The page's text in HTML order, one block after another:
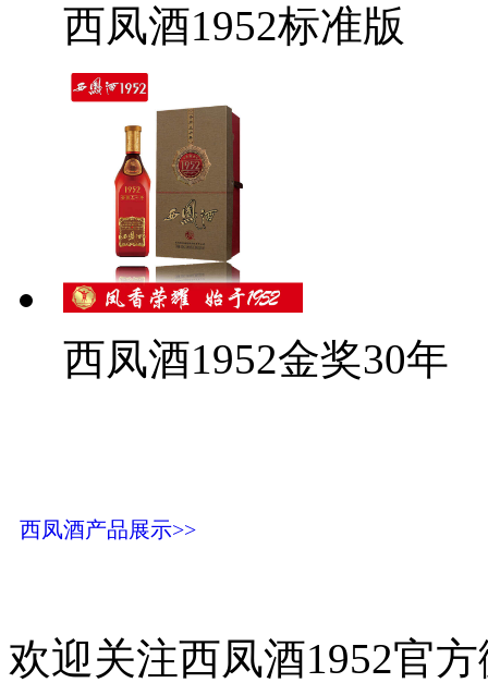
西凤酒1952标准版
西凤酒1952金奖30年
西凤酒产品展示>>
欢迎关注西凤酒1952官